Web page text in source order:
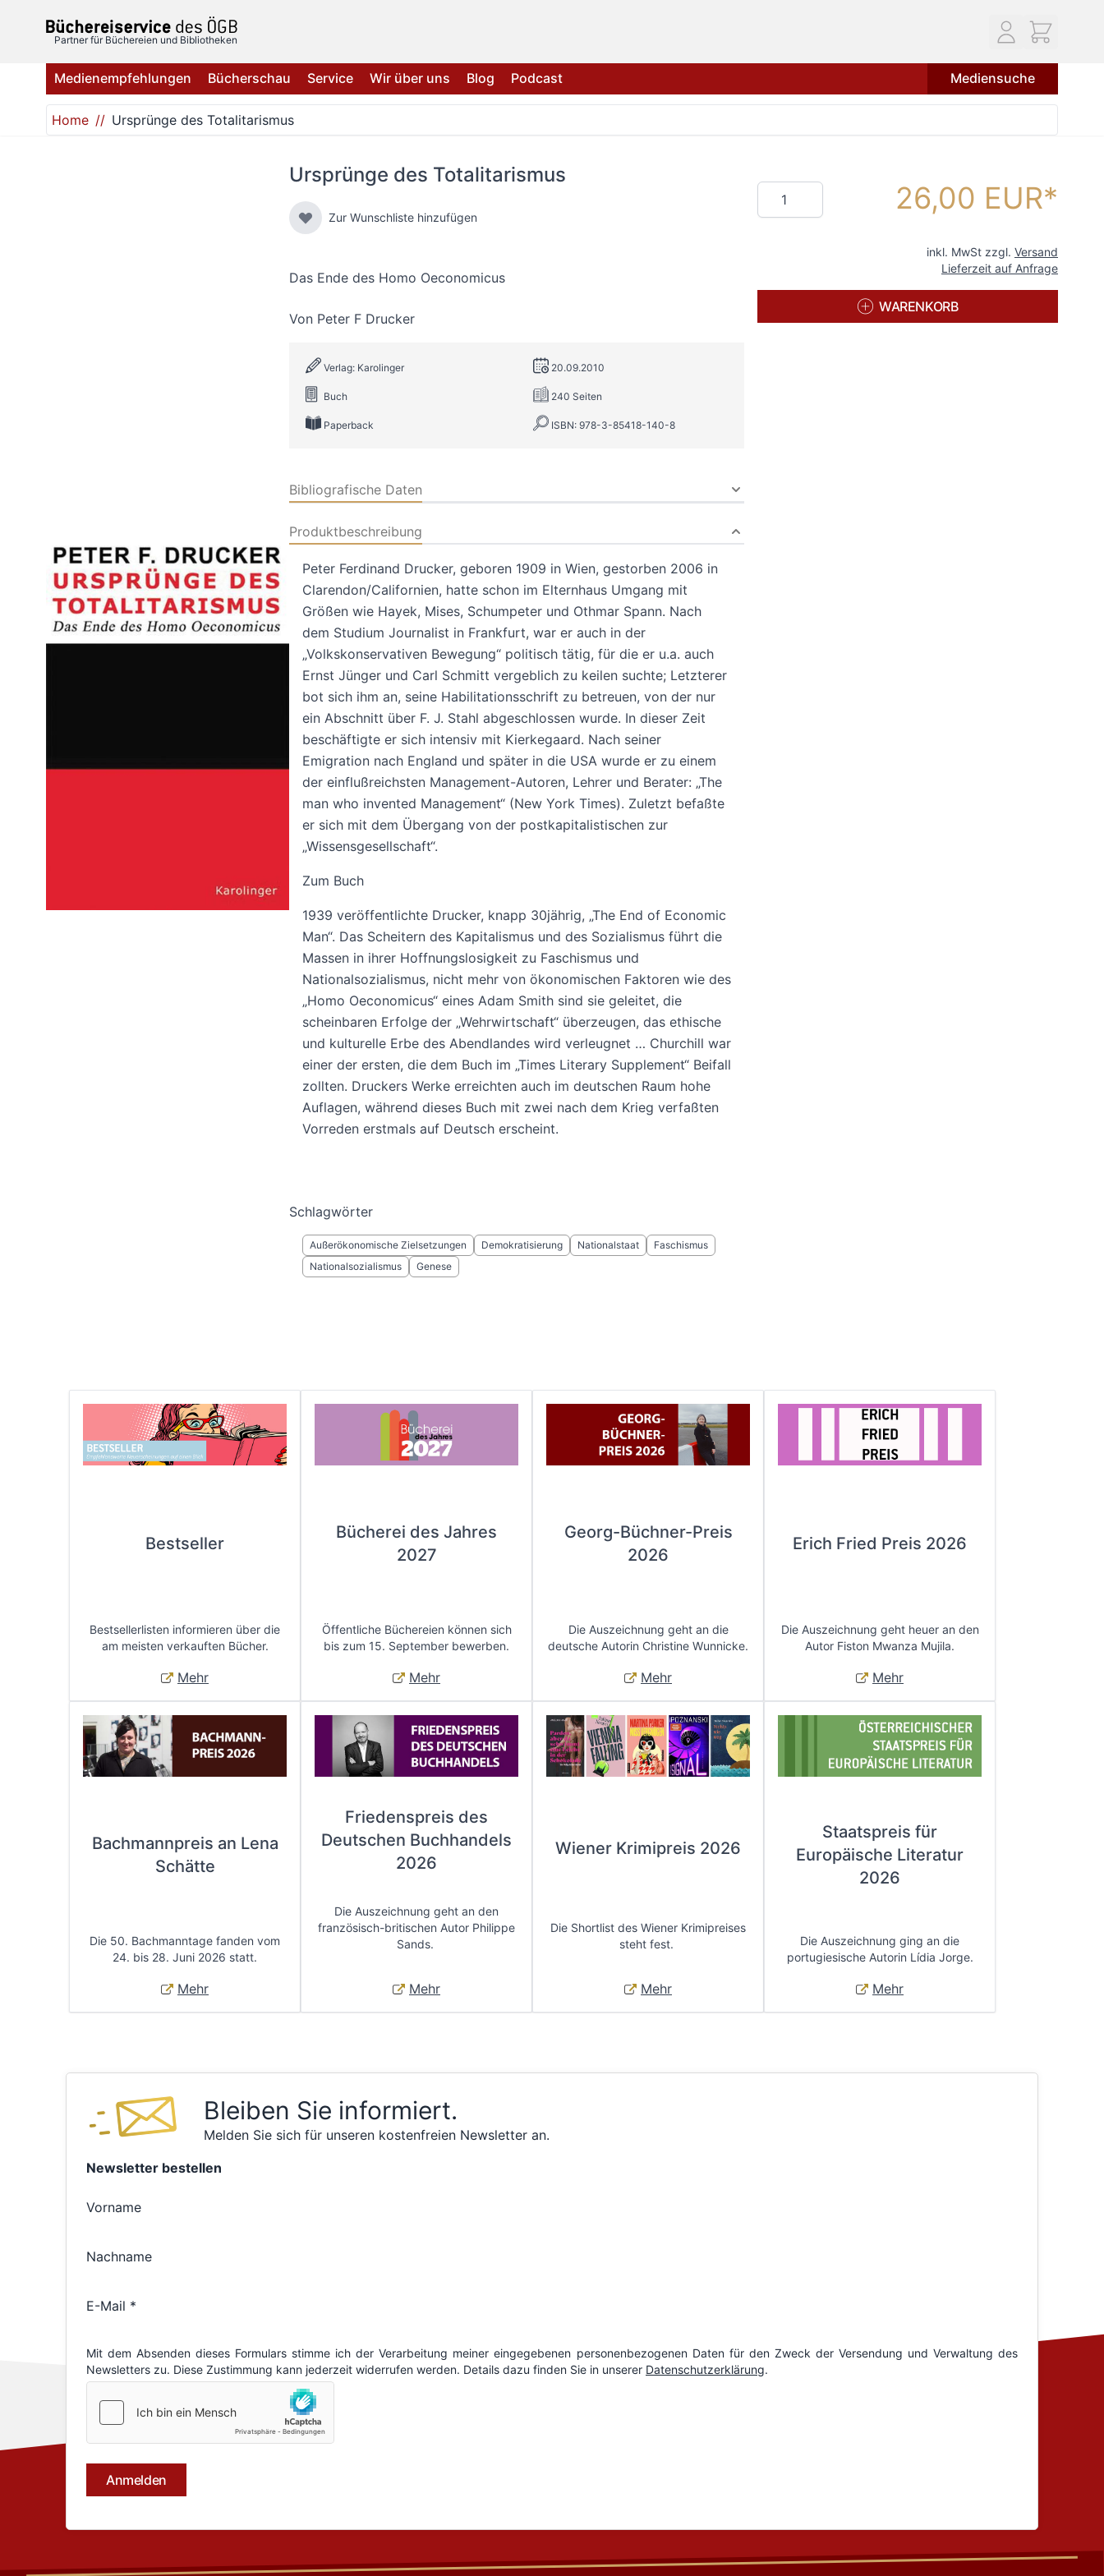
Partner für Büchereien und Bibliotheken
Medienempfehlungen Bücherschau Service Wir über uns Blog Podcast Mediensuche
Home Ursprünge des Totalitarismus
Ursprünge des Totalitarismus
Zur Wunschliste hinzufügen
Das Ende des Homo Oeconomicus
Von Peter F Drucker
Verlag: Karolinger 20.09.2010
Buch 240 Seiten
Paperback ISBN: 978-3-85418-140-8
Bibliografische Daten
Produktbeschreibung
Peter Ferdinand Drucker, geboren 1909 in Wien, gestorben 2006 in
Clarendon/Californien, hatte schon im Elternhaus Umgang mit
Größen wie Hayek, Mises, Schumpeter und Othmar Spann. Nach
dem Studium Journalist in Frankfurt, war er auch in der
„Volkskonservativen Bewegung“ politisch tätig, für die er u.a. auch
Ernst Jünger und Carl Schmitt vergeblich zu keilen suchte; Letzterer
bot sich ihm an, seine Habilitationsschrift zu betreuen, von der nur
ein Abschnitt über F. J. Stahl abgeschlossen wurde. In dieser Zeit
beschäftigte er sich intensiv mit Kierkegaard. Nach seiner
Emigration nach England und später in die USA wurde er zu einem
der einflußreichsten Management-Autoren, Lehrer und Berater: „The
man who invented Management“ (New York Times). Zuletzt befaßte
er sich mit dem Übergang von der postkapitalistischen zur
„Wissensgesellschaft“.
Zum Buch
1939 veröffentlichte Drucker, knapp 30jährig, „The End of Economic
Man“. Das Scheitern des Kapitalismus und des Sozialismus führt die
Massen in ihrer Hoffnungslosigkeit zu Faschismus und
Nationalsozialismus, nicht mehr von ökonomischen Faktoren wie des
„Homo Oeconomicus“ eines Adam Smith sind sie geleitet, die
scheinbaren Erfolge der „Wehrwirtschaft“ überzeugen, das ethische
und kulturelle Erbe des Abendlandes wird verleugnet … Churchill war
einer der ersten, die dem Buch im „Times Literary Supplement“ Beifall
zollten. Druckers Werke erreichten auch im deutschen Raum hohe
Auflagen, während dieses Buch mit zwei nach dem Krieg verfaßten
Vorreden erstmals auf Deutsch erscheint.
Schlagwörter
Außerökonomische Zielsetzungen Demokratisierung Nationalstaat
Faschismus
Nationalsozialismus
Genese
Menge 26,00 EUR
inkl. MwSt zzgl. Versand
Lieferzeit auf Anfrage
WARENKORB
Bestseller
Bestsellerlisten informieren über die
am meisten verkauften Bücher.
Mehr
Bücherei des Jahres
2027
Öffentliche Büchereien können sich
bis zum 15. September bewerben.
Mehr
Georg-Büchner-Preis
2026
Die Auszeichnung geht an die
deutsche Autorin Christine Wunnicke.
Mehr
Erich Fried Preis 2026
Die Auszeichnung geht heuer an den
Autor Fiston Mwanza Mujila.
Mehr
Bachmannpreis an Lena
Schätte
Die 50. Bachmanntage fanden vom
24. bis 28. Juni 2026 statt.
Mehr
Friedenspreis des
Deutschen Buchhandels
2026
Die Auszeichnung geht an den
französisch-britischen Autor Philippe
Sands.
Mehr
Wiener Krimipreis 2026
Die Shortlist des Wiener Krimipreises
steht fest.
Mehr
Staatspreis für
Europäische Literatur
2026
Die Auszeichnung ging an die
portugiesische Autorin Lídia Jorge.
Mehr
Bleiben Sie informiert.
Melden Sie sich für unseren kostenfreien Newsletter an.